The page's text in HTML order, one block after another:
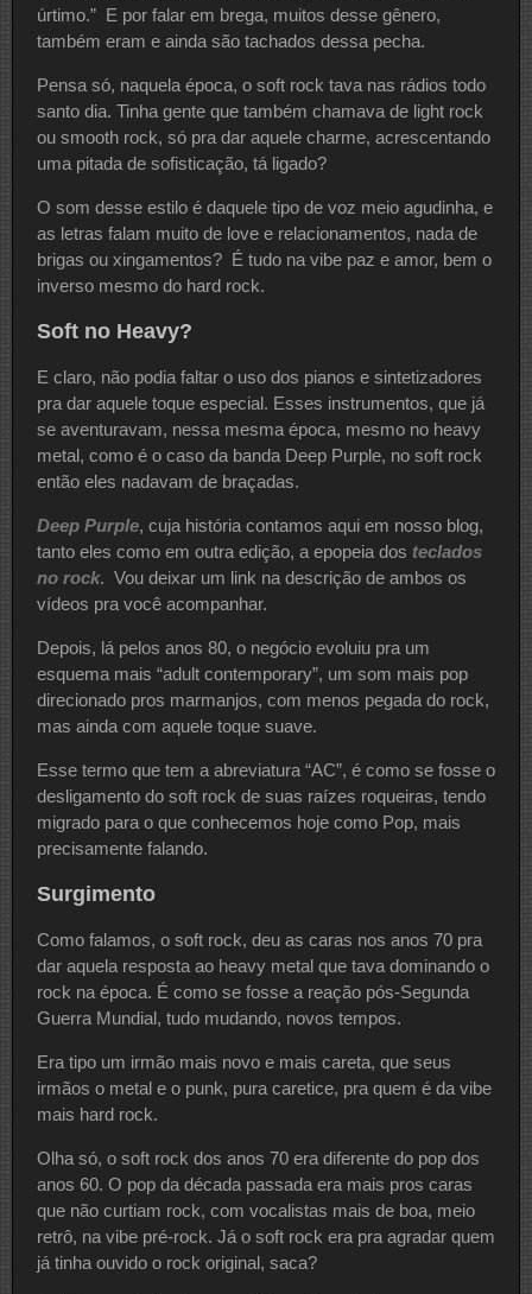
úrtimo.” E por falar em brega, muitos desse gênero,
também eram e ainda são tachados dessa pecha.
Pensa só, naquela época, o soft rock tava nas rádios todo
santo dia. Tinha gente que também chamava de light rock
ou smooth rock, só pra dar aquele charme, acrescentando
uma pitada de sofisticação, tá ligado?
O som desse estilo é daquele tipo de voz meio agudinha, e
as letras falam muito de love e relacionamentos, nada de
brigas ou xingamentos? É tudo na vibe paz e amor, bem o
inverso mesmo do hard rock.
Soft no Heavy?
E claro, não podia faltar o uso dos pianos e sintetizadores
pra dar aquele toque especial. Esses instrumentos, que já
se aventuravam, nessa mesma época, mesmo no heavy
metal, como é o caso da banda Deep Purple, no soft rock
então eles nadavam de braçadas.
Deep Purple, cuja história contamos aqui em nosso blog,
tanto eles como em outra edição, a epopeia dos teclados
no rock. Vou deixar um link na descrição de ambos os
vídeos pra você acompanhar.
Depois, lá pelos anos 80, o negócio evoluiu pra um
esquema mais “adult contemporary”, um som mais pop
direcionado pros marmanjos, com menos pegada do rock,
mas ainda com aquele toque suave.
Esse termo que tem a abreviatura “AC”, é como se fosse o
desligamento do soft rock de suas raízes roqueiras, tendo
migrado para o que conhecemos hoje como Pop, mais
precisamente falando.
Surgimento
Como falamos, o soft rock, deu as caras nos anos 70 pra
dar aquela resposta ao heavy metal que tava dominando o
rock na época. É como se fosse a reação pós-Segunda
Guerra Mundial, tudo mudando, novos tempos.
Era tipo um irmão mais novo e mais careta, que seus
irmãos o metal e o punk, pura caretice, pra quem é da vibe
mais hard rock.
Olha só, o soft rock dos anos 70 era diferente do pop dos
anos 60. O pop da década passada era mais pros caras
que não curtiam rock, com vocalistas mais de boa, meio
retrô, na vibe pré-rock. Já o soft rock era pra agradar quem
já tinha ouvido o rock original, saca?